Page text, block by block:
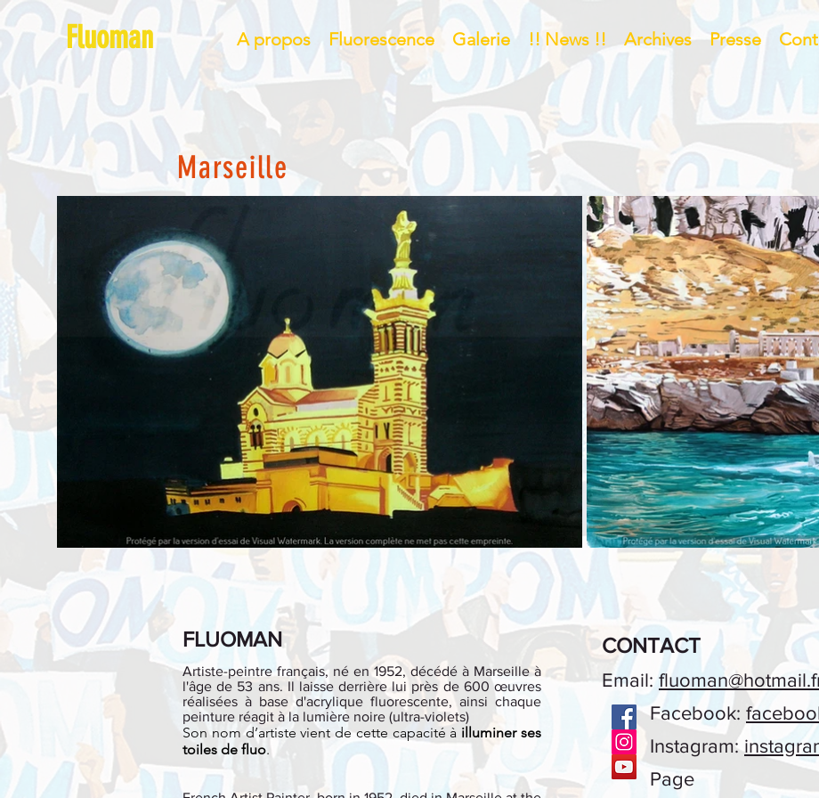
Fluoman A propos Fluorescence Galerie !! News !! Archives Presse
Marseille
FLUOMAN
Artiste-peintre français, né en 1952, décédé à Marseille à
l'âge de 53 ans. Il laisse derrière lui près de 600 œuvres
réalisées à base d'acrylique fluorescente, ainsi chaque
peinture réagit à la lumière noire (ultra-violets)
Son nom d’artiste vient de cette capacité à illuminer ses
toiles de fluo.
CONTACT
Email:
Facebook:
Instagram:
Page